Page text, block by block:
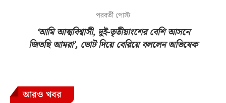
পরবর্তী পোস্ট
‘আমি আত্মবিশ্বাসী, দুই-তৃতীয়াংশের বেশি আসনে
জিতছি আমরা’, ভোট দিয়ে বেরিয়ে বললেন অভিষেক
আরও খবর